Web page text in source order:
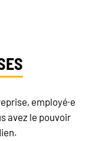
employé·e
avez le pouvoir